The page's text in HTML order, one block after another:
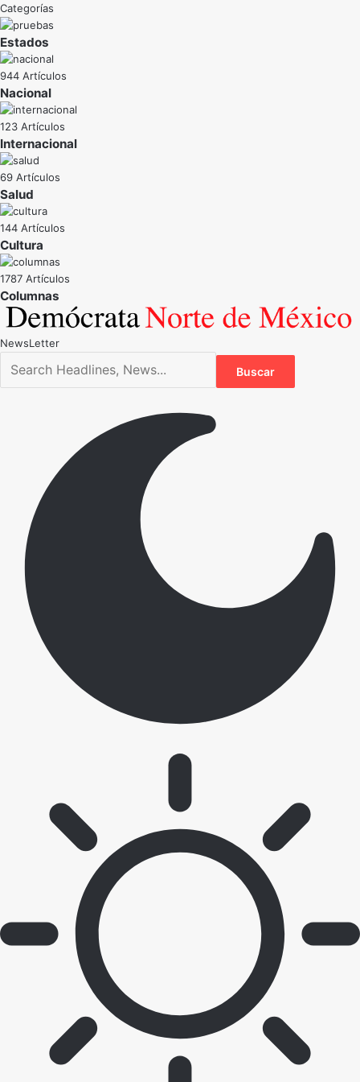
Categorías
Estados
944 Artículos
Nacional
123 Artículos
Internacional
69 Artículos
Salud
144 Artículos
Cultura
1787 Artículos
NewsLetter